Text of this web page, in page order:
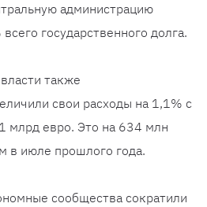
администрацию
государственного долга.
также
свои расходы на 1,1% с
млрд евро. Это на 634 млн
в июле прошлого года.
сообщества сократили